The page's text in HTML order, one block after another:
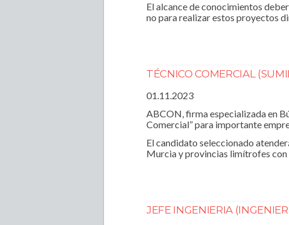
El alcance de conocimientos
no para realizar estos proyectos
TÉCNICO COMERCIAL
01.11.2023
ABCON, firma especializada en
Comercial” para importante
El candidato seleccionado
Murcia y provincias limítrofes
JEFE INGENIERIA